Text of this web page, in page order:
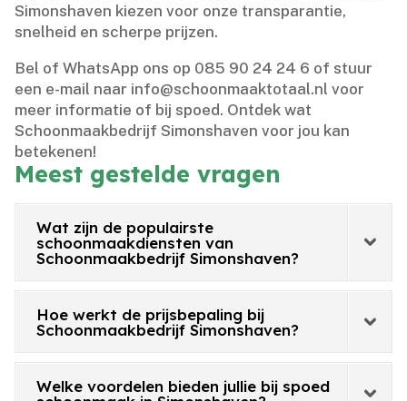
Simonshaven kiezen voor onze transparantie,
snelheid en scherpe prijzen.​
Bel of WhatsApp ons op 085 90 24 24 6 of stuur
een e-mail naar info@schoonmaaktotaal.​nl voor
meer informatie of bij spoed.​ Ontdek wat
Schoonmaakbedrijf Simonshaven voor jou kan
betekenen!
Meest gestelde vragen
Wat zijn de populairste
schoonmaakdiensten van
Schoonmaakbedrijf Simonshaven?
Hoe werkt de prijsbepaling bij
Schoonmaakbedrijf Simonshaven?
Welke voordelen bieden jullie bij spoed